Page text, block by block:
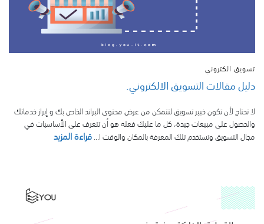
تسويق الكتروني
دليل مقالات التسويق الالكتروني.
لا تحتاج لأن تكون خبير تسويق لتتمكن من عرض محتوى البراند الخاص بك و إبراز خدماتك
والحصول على مبيعات جيدة، كل ما عليك فعله هو أن تتعرف على الأساسيات في
مجال التسويق وتستخدم تلك المعرفة بالمكان والوقت ا...قراءة المزيد